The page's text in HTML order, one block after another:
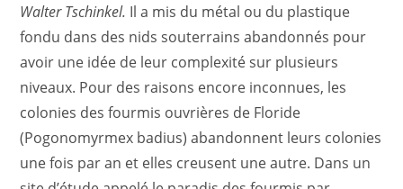
Walter Tschinkel. Il a mis du métal ou du plastique
fondu dans des nids souterrains abandonnés pour
avoir une idée de leur complexité sur plusieurs
niveaux. Pour des raisons encore inconnues, les
colonies des fourmis ouvrières de Floride
(Pogonomyrmex badius) abandonnent leurs colonies
une fois par an et elles creusent une autre. Dans un